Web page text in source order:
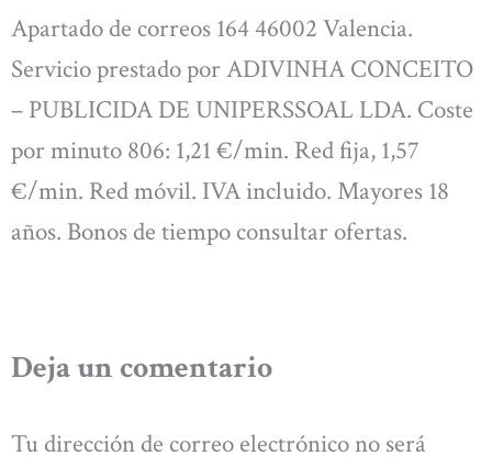
Apartado de correos 164 46002 Valencia.
Servicio prestado por ADIVINHA CONCEITO
– PUBLICIDA DE UNIPERSSOAL LDA. Coste
por minuto 806: 1,21 €/min. Red fija, 1,57
€/min. Red móvil. IVA incluido. Mayores 18
años. Bonos de tiempo consultar ofertas.
Deja un comentario
Tu dirección de correo electrónico no será